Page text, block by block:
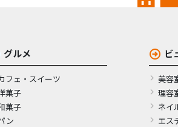
グルメ
フェ・スイーツ
菓子
菓子
ン
ビ
美容
理容
ネイ
エス